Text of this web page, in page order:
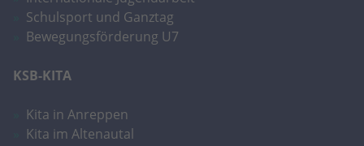
Schulsport und Ganztag
Bewegungsförderung U7
KSB-KITA
Kita in Anreppen
Kita im Altenautal
eines Analyseberichts darüber, wie es
der Website geht. Die erhobenen Daten
umfassen die Anzahl der Besucher, die
Name _dc_gtm_UA-101278931-2